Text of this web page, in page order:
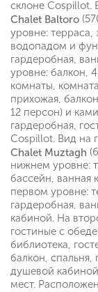
склоне Cospillot.
Chalet Baltoro
уровне:
водопадом и
гардеробная,
уровне: балкон,
комнаты,
прихожая,
12 персон) и
гардеробная,
Cospillot. Вид на
Chalet Muztagh
нижнем уровне:
бассейн, ванная
первом уровне:
гардеробная,
кабиной. На
гостиные с
библиотека,
балкон,
душевой
мест.